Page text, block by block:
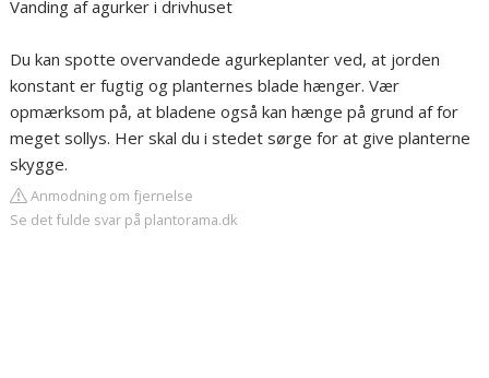
Vanding af agurker i drivhuset
Du kan spotte overvandede agurkeplanter ved, at jorden
konstant er fugtig og planternes blade hænger. Vær
opmærksom på, at bladene også kan hænge på grund af for
meget sollys. Her skal du i stedet sørge for at give planterne
skygge.
Anmodning om fjernelse
Se det fulde svar på plantorama.dk